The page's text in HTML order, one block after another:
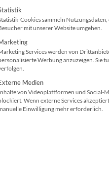
Technologie: Tinte
60 (Farbe) / 60 (SW)
Hi-Speed USB,
Gigabit-LAN
Papierzuführungen
Kaum ein IT-
E77660z+ als
Cookies sammeln
mit unserer Website umgehen.
Services werden von
Werbung anzuzeigen. Sie
Medien
von Videoplattformen und Social-
Wenn externe Services
Einwilligung mehr erforderlich.